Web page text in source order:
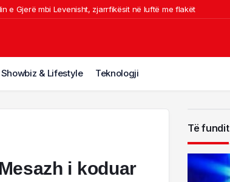
e Gjerë mbi Levenisht, zjarrfikësit në luftë me flakët
Showbiz & Lifestyle Teknologji
i koduar
Të fundit